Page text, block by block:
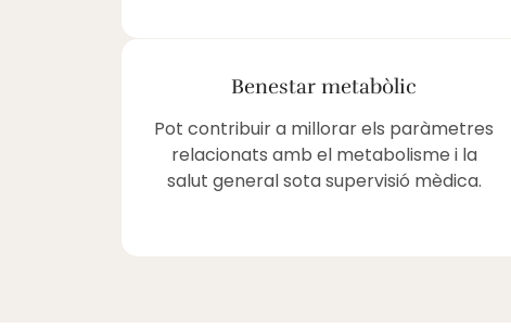
Benestar metabòlic
Pot contribuir a millorar els paràmetres
relacionats amb el metabolisme i la
salut general sota supervisió mèdica.